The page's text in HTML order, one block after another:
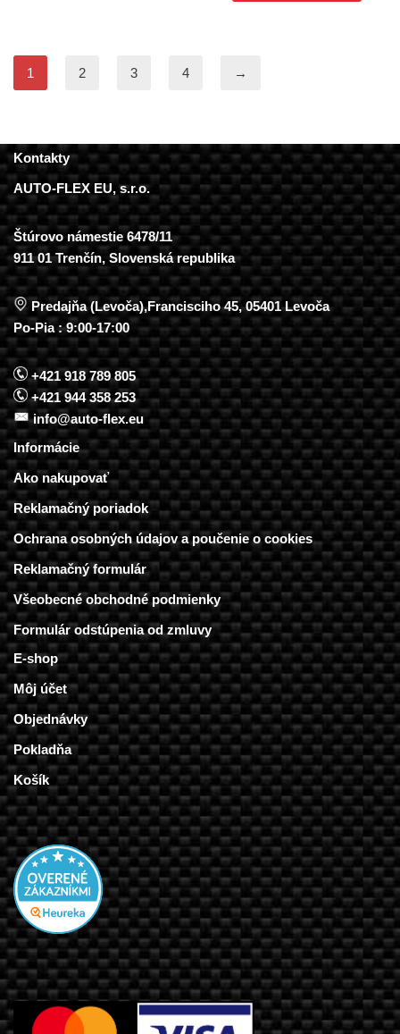
1 2 3 4 →
Kontakty
AUTO-FLEX EU, s.r.o.
Štúrovo námestie 6478/11
911 01 Trenčín, Slovenská republika
Predajňa (Levoča),Francisciho 45, 05401 Levoča
Po-Pia : 9:00-17:00
+421 918 789 805
+421 944 358 253
info@auto-flex.eu
Informácie
Ako nakupovať
Reklamačný poriadok
Ochrana osobných údajov a poučenie o cookies
Reklamačný formulár
Všeobecné obchodné podmienky
Formulár odstúpenia od zmluvy
E-shop
Môj účet
Objednávky
Pokladňa
Košík